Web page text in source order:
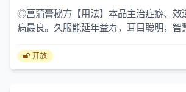
◎菖蒲膏秘方【用法】本品主治症癖、效
病最良。久服能延年益寿，耳目聪明，智
髓，益...
开放